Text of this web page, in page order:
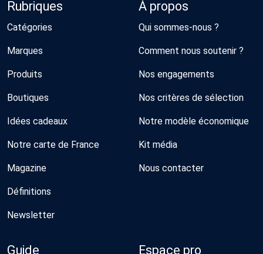
Rubriques
Catégories
Marques
Produits
Boutiques
Idées cadeaux
Notre carte de France
Magazine
Définitions
Newsletter
À propos
Qui sommes-nous ?
Comment nous soutenir ?
Nos engagements
Nos critères de sélection
Notre modèle économique
Kit média
Nous contacter
Guide Espace pro